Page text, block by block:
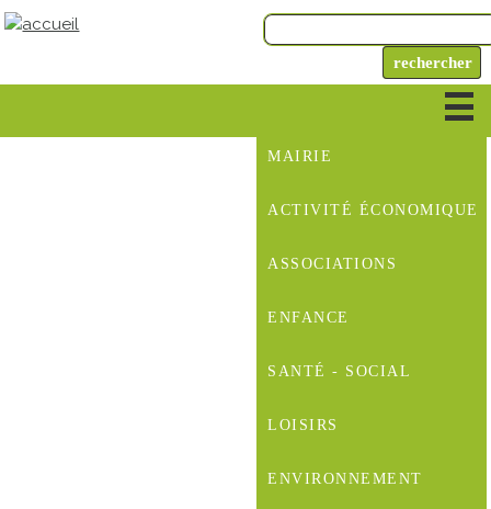
MAIRIE
ACTIVITÉ ÉCONOMIQUE
ASSOCIATIONS
ENFANCE
SANTÉ - SOCIAL
LOISIRS
ENVIRONNEMENT